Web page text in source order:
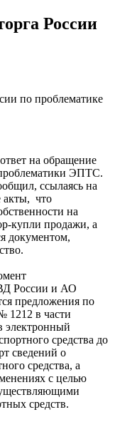
России
по проблематике
на обращение
ЭПТС.
ссылаясь на
акты, что
на
купли продажи, а
документом,
России и АО
предложения по
1212 в части
электронный
средства до
сведений о
средства, а
с целью
средств.